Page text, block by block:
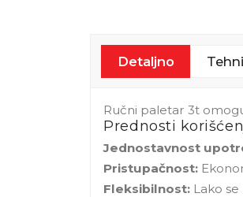
Detaljno
Ručni paletar 3t
Prednosti
Jednostavnost
Pristupačnost:
Fleksibilnost: Lako